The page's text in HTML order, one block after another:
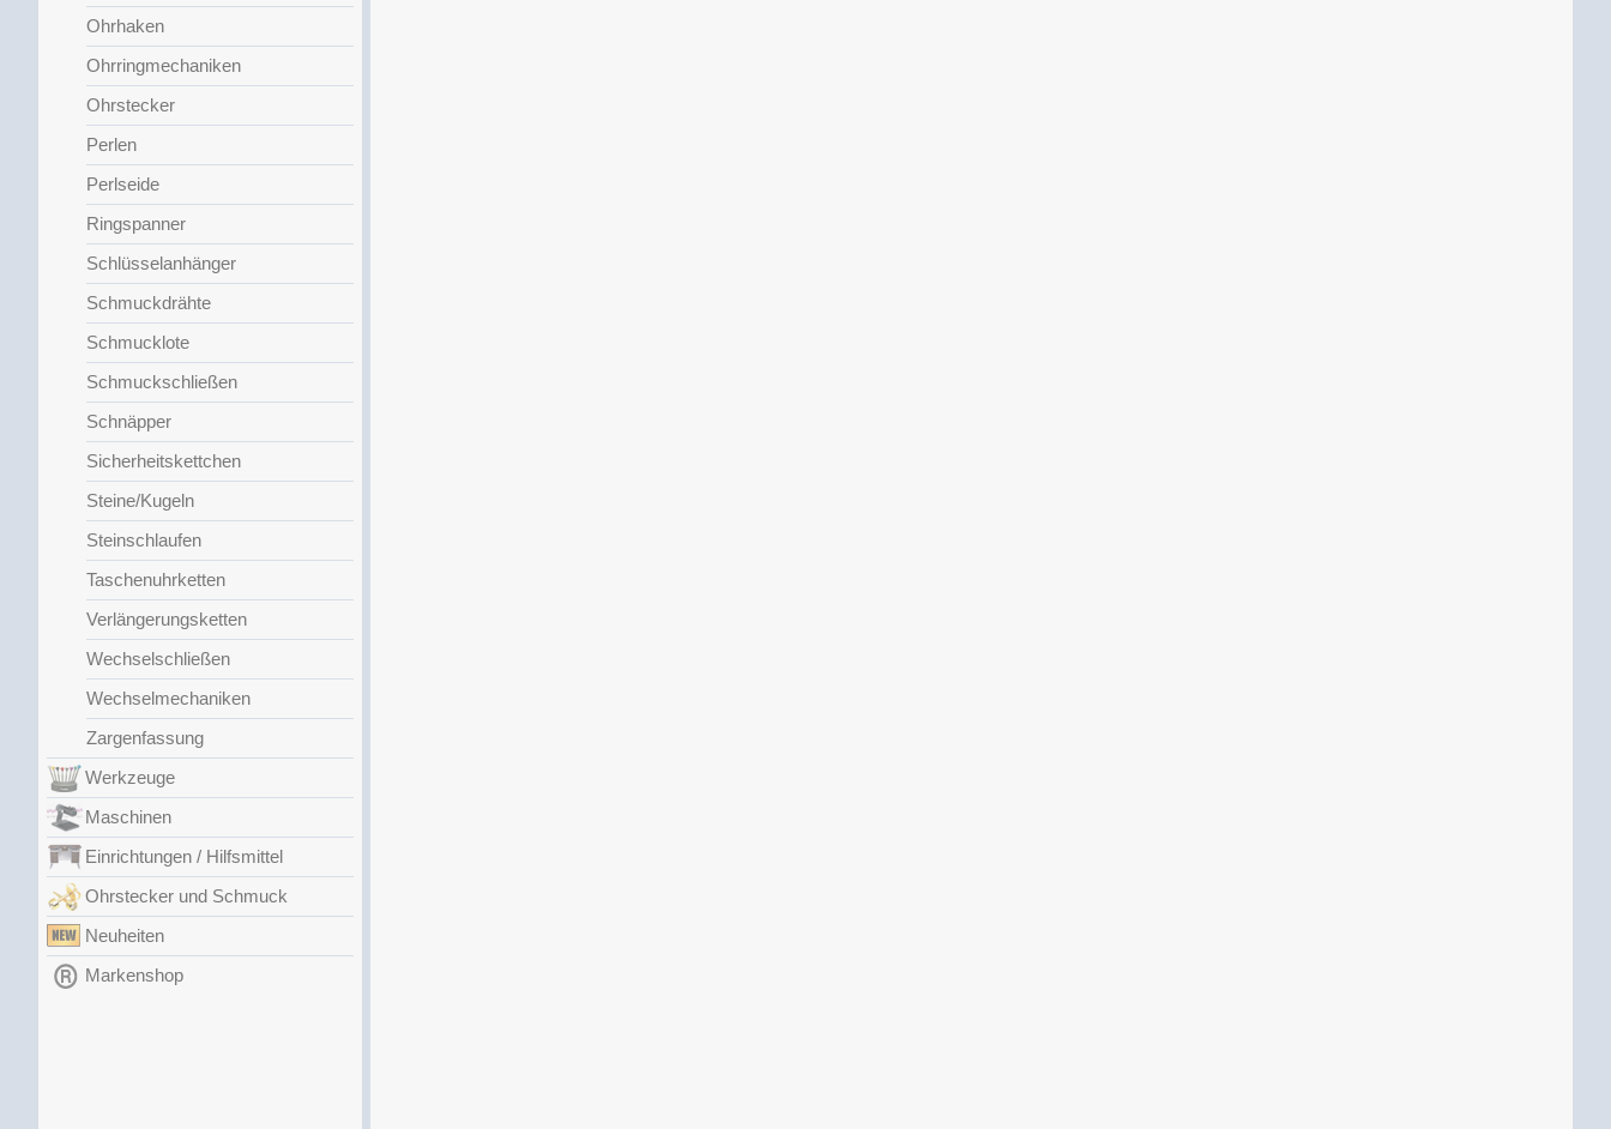
Ohrhaken
Ohrringmechaniken
Ohrstecker
Perlen
Perlseide
Ringspanner
Schlüsselanhänger
Schmuckdrähte
Schmucklote
Schmuckschließen
Schnäpper
Sicherheitskettchen
Steine/Kugeln
Steinschlaufen
Taschenuhrketten
Verlängerungsketten
Wechselschließen
Wechselmechaniken
Zargenfassung
Werkzeuge
Maschinen
Einrichtungen / Hilfsmittel
Ohrstecker und Schmuck
Neuheiten
Markenshop